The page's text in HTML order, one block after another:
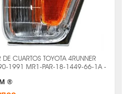
DE CUARTOS TOYOTA 4RUNNER
1991 MR1-PAR-18-1449-66-1A -
®